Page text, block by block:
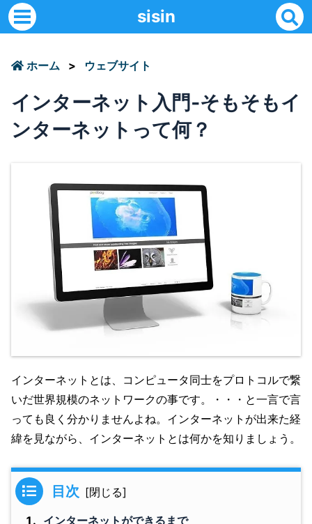
sisin
ホーム > ウェブサイト
インターネット入門‐そもそもイ
ンターネットって何？
インターネットとは、コンピュータ同士をプロトコルで繋
いだ世界規模のネットワークの事です。・・・と一言で言
っても良く分かりませんよね。インターネットが出来た経
緯を見ながら、インターネットとは何かを知りましょう。
目次
インターネットができるまで